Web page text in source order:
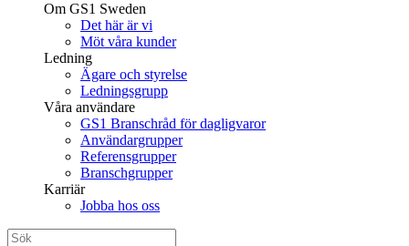
Om GS1 Sweden
Det här är vi
Möt våra kunder
Ledning
Ägare och styrelse
Ledningsgrupp
Våra användare
GS1 Branschråd för dagligvaror
Användargrupper
Referensgrupper
Branschgrupper
Karriär
Jobba hos oss